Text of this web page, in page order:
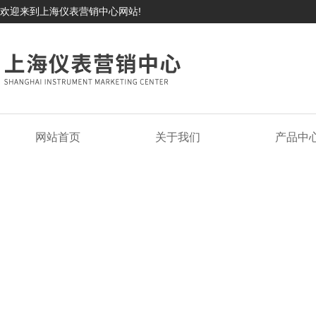
欢迎来到上海仪表营销中心网站!
网站首页 关于我们 产品中